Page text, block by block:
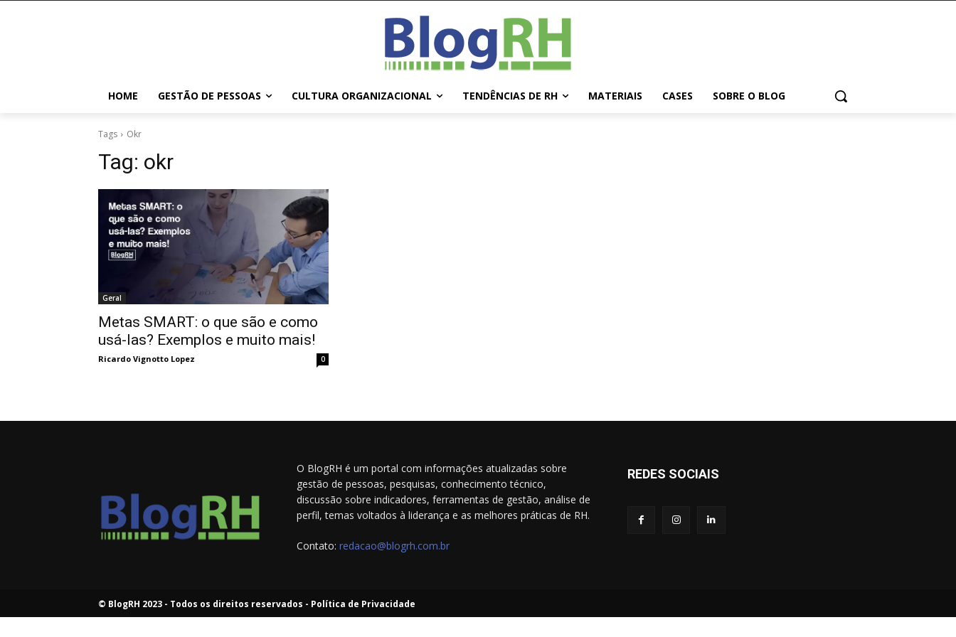
HOME GESTÃO DE PESSOAS CULTURA ORGANIZACIONAL TENDÊNCIAS DE RH MATERIAIS CASES SOBRE O BLOG
Tags Okr
Tag: okr
Geral
Metas SMART: o que são e como
usá-las? Exemplos e muito mais!
Ricardo Vignotto Lopez 0
O BlogRH é um portal com informações atualizadas sobre
gestão de pessoas, pesquisas, conhecimento técnico,
discussão sobre indicadores, ferramentas de gestão, análise de
perfil, temas voltados à liderança e as melhores práticas de RH.
Contato: redacao@blogrh.com.br
REDES SOCIAIS
© BlogRH 2023 - Todos os direitos reservados - Política de Privacidade